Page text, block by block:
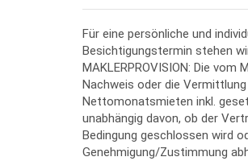
Für eine persönliche und
Besichtigungstermin stehen
MAKLERPROVISION: Die
Nachweis oder die
Nettomonatsmieten inkl.
unabhängig davon, ob der
Bedingung geschlossen wird
Genehmigung/Zustimmung